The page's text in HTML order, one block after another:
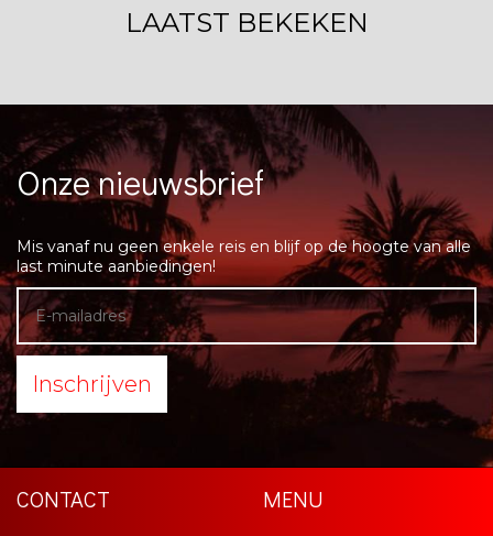
LAATST BEKEKEN
Onze nieuwsbrief
Mis vanaf nu geen enkele reis en blijf op de hoogte van alle
last minute aanbiedingen!
Inschrijven
CONTACT MENU